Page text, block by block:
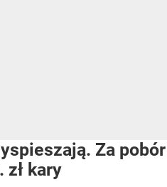
Za pobór
zł kary